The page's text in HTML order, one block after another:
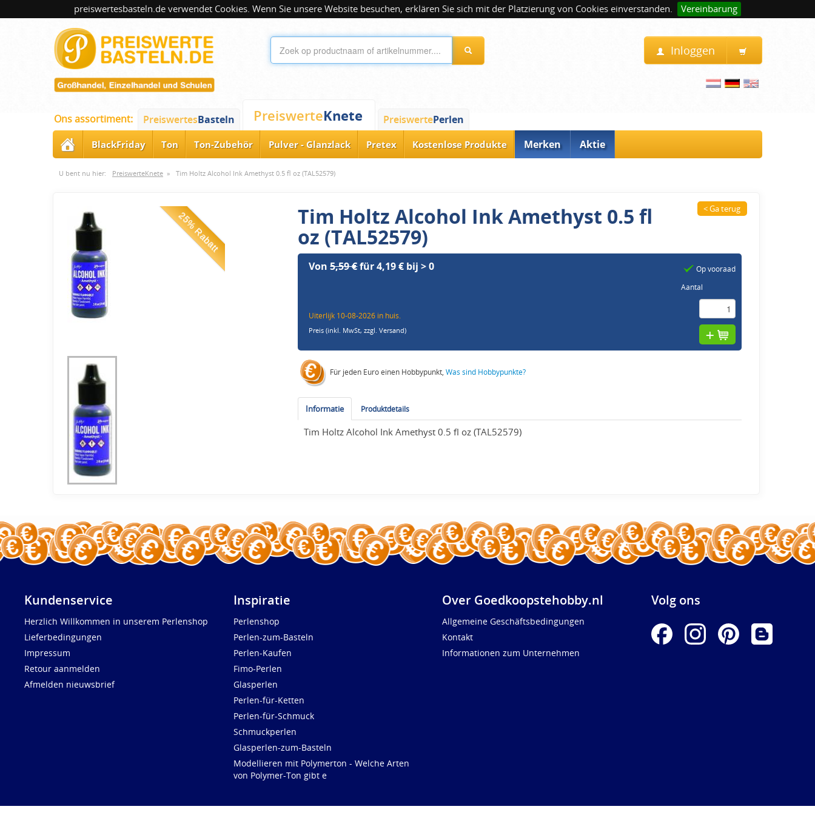
preiswertesbasteln.de verwendet Cookies. Wenn Sie unsere Website besuchen, erklären Sie sich mit der Platzierung von Cookies einverstanden. Vereinbarung
Inloggen
Ons assortiment: PreiswertesBasteln PreiswerteKnete PreiswertePerlen
BlackFriday Ton Ton-Zubehör Pulver - Glanzlack Pretex Kostenlose Produkte Merken Aktie
U bent nu hier: PreiswerteKnete » Tim Holtz Alcohol Ink Amethyst 0.5 fl oz (TAL52579)
25% Rabatt Tim Holtz Alcohol Ink Amethyst 0.5 fl
oz (TAL52579)
< Ga terug
Von5,59 €für 4,19 € bij > 0
Uiterlijk 10-08-2026 in huis.
Preis (inkl. MwSt,zzgl. Versand)
Op vooraad
Aantal
Für jeden Euro einen Hobbypunkt,Was sind Hobbypunkte?
Informatie Produktdetails
Tim Holtz Alcohol Ink Amethyst 0.5 fl oz (TAL52579)
Kundenservice
Herzlich Willkommen in unserem Perlenshop
Lieferbedingungen
Impressum
Retour aanmelden
Afmelden nieuwsbrief
Inspiratie
Perlenshop
Perlen-zum-Basteln
Perlen-Kaufen
Fimo-Perlen
Glasperlen
Perlen-für-Ketten
Perlen-für-Schmuck
Schmuckperlen
Glasperlen-zum-Basteln
Modellieren mit Polymerton - Welche Arten
von Polymer-Ton gibt e
Over Goedkoopstehobby.nl
Allgemeine Geschäftsbedingungen
Kontakt
Informationen zum Unternehmen
Volg ons